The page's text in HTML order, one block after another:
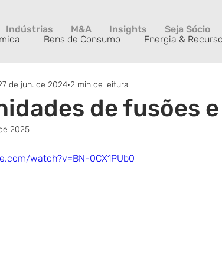
Indústrias M&A Insights Seja Sócio
Bens de Consumo Energia &
Equity Saúde & Life Science
de fusões
de jun. de 2024 2 min de leitura
2025
watch?v=BN-0CX1PUb0